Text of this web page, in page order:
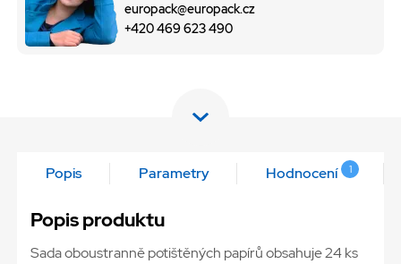
europack@europack.cz
+420 469 623 490
Popis Parametry Hodnocení 1
Popis produktu
Sada oboustranně potištěných papírů obsahuje 24 ks